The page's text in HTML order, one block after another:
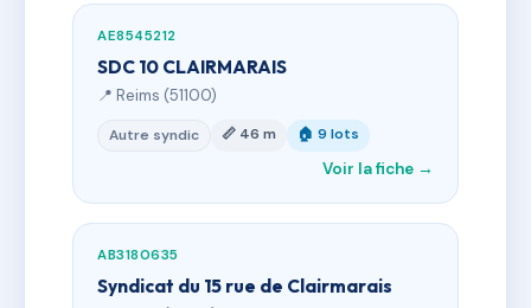
AE8545212
SDC 10 CLAIRMARAIS
📍 Reims (51100)
Autre syndic 📏 46 m 🏠 9 lots
Voir la fiche →
AB3180635
Syndicat du 15 rue de Clairmarais